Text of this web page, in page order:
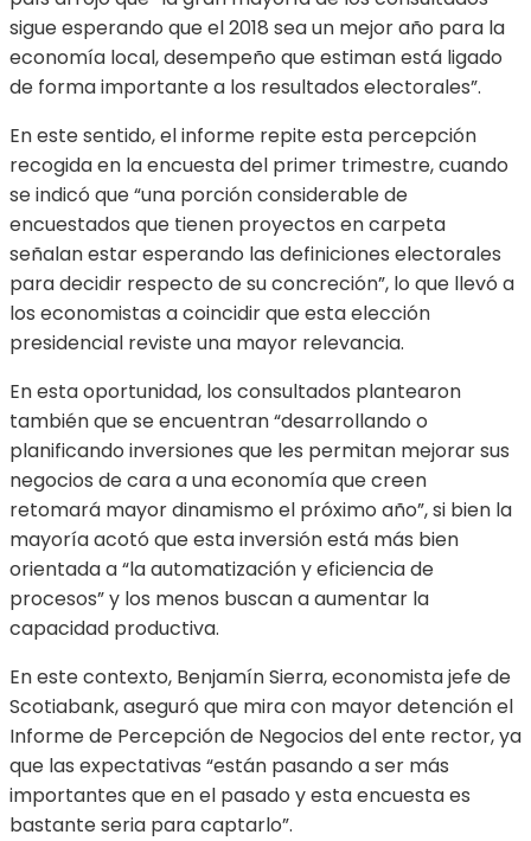
sigue esperando que el 2018 sea un mejor año para la
economía local, desempeño que estiman está ligado
de forma importante a los resultados electorales”.
En este sentido, el informe repite esta percepción
recogida en la encuesta del primer trimestre, cuando
se indicó que “una porción considerable de
encuestados que tienen proyectos en carpeta
señalan estar esperando las definiciones electorales
para decidir respecto de su concreción”, lo que llevó a
los economistas a coincidir que esta elección
presidencial reviste una mayor relevancia.
En esta oportunidad, los consultados plantearon
también que se encuentran “desarrollando o
planificando inversiones que les permitan mejorar sus
negocios de cara a una economía que creen
retomará mayor dinamismo el próximo año”, si bien la
mayoría acotó que esta inversión está más bien
orientada a “la automatización y eficiencia de
procesos” y los menos buscan a aumentar la
capacidad productiva.
En este contexto, Benjamín Sierra, economista jefe de
Scotiabank, aseguró que mira con mayor detención el
Informe de Percepción de Negocios del ente rector, ya
que las expectativas “están pasando a ser más
importantes que en el pasado y esta encuesta es
bastante seria para captarlo”.